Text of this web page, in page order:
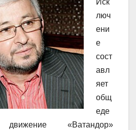
Иск
люч
ени
е
сост
авл
яет
общ
еде
движение «Ватандор»